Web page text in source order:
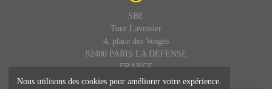
SBE
Tour Lavoisier
4, place des Vosges
92400 PARIS LA DEFENSE
FRANCE
Nous utilisons des cookies pour améliorer votre expérience.